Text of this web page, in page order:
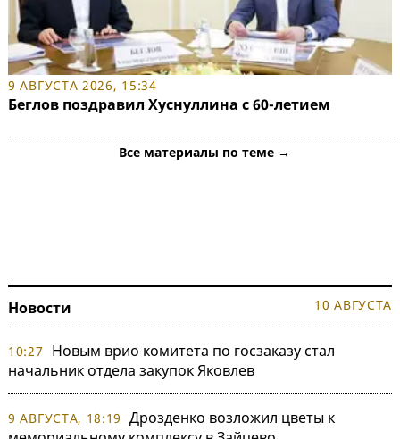
9 АВГУСТА 2026, 15:34
Беглов поздравил Хуснуллина с 60-летием
Все материалы по теме →
Новости 10 АВГУСТА
10:27
Новым врио комитета по госзаказу стал
начальник отдела закупок Яковлев
9 АВГУСТА, 18:19 Дрозденко возложил цветы к